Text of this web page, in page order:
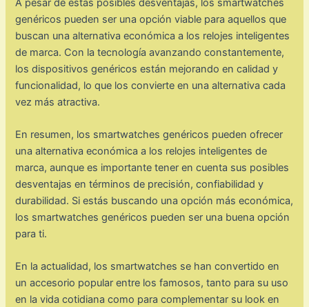
A pesar de estas posibles desventajas, los smartwatches
genéricos pueden ser una opción viable para aquellos que
buscan una alternativa económica a los relojes inteligentes
de marca. Con la tecnología avanzando constantemente,
los dispositivos genéricos están mejorando en calidad y
funcionalidad, lo que los convierte en una alternativa cada
vez más atractiva.
En resumen, los smartwatches genéricos pueden ofrecer
una alternativa económica a los relojes inteligentes de
marca, aunque es importante tener en cuenta sus posibles
desventajas en términos de precisión, confiabilidad y
durabilidad. Si estás buscando una opción más económica,
los smartwatches genéricos pueden ser una buena opción
para ti.
En la actualidad, los smartwatches se han convertido en
un accesorio popular entre los famosos, tanto para su uso
en la vida cotidiana como para complementar su look en